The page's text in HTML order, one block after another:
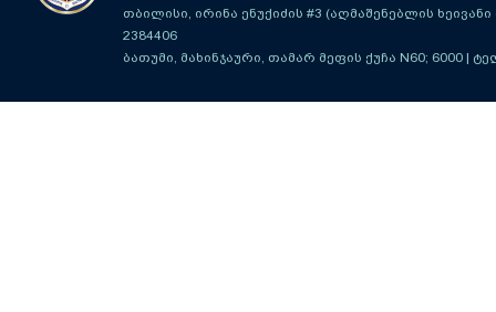
თბილისი, ირინა ენუქიძის #3 (აღმაშენებლის ხეივანი
2384406
ბათუმი, მახინჯაური, თამარ მეფის ქუჩა N60; 6000 |